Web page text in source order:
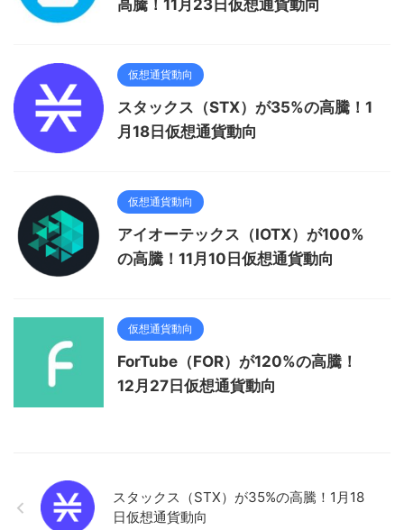
高騰！11月23日仮想通貨動向
仮想通貨動向
スタックス（STX）が35%の高騰！1
月18日仮想通貨動向
仮想通貨動向
アイオーテックス（IOTX）が100%
の高騰！11月10日仮想通貨動向
仮想通貨動向
ForTube（FOR）が120%の高騰！
12月27日仮想通貨動向
スタックス（STX）が35%の高騰！1月18
日仮想通貨動向